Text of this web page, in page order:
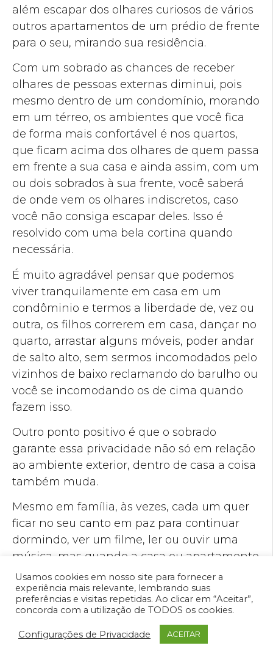
além escapar dos olhares curiosos de vários
outros apartamentos de um prédio de frente
para o seu, mirando sua residência.
Com um sobrado as chances de receber
olhares de pessoas externas diminui, pois
mesmo dentro de um condomínio, morando
em um térreo, os ambientes que você fica
de forma mais confortável é nos quartos,
que ficam acima dos olhares de quem passa
em frente a sua casa e ainda assim, com um
ou dois sobrados à sua frente, você saberá
de onde vem os olhares indiscretos, caso
você não consiga escapar deles. Isso é
resolvido com uma bela cortina quando
necessária.
É muito agradável pensar que podemos
viver tranquilamente em casa em um
condôminio e termos a liberdade de, vez ou
outra, os filhos correrem em casa, dançar no
quarto, arrastar alguns móveis, poder andar
de salto alto, sem sermos incomodados pelo
vizinhos de baixo reclamando do barulho ou
você se incomodando os de cima quando
fazem isso.
Outro ponto positivo é que o sobrado
garante essa privacidade não só em relação
ao ambiente exterior, dentro de casa a coisa
também muda.
Mesmo em família, às vezes, cada um quer
ficar no seu canto em paz para continuar
dormindo, ver um filme, ler ou ouvir uma
música, mas quando a casa ou apartamento
é pequeno e no mesmo andar, isso fica
difícil.
Como as suítes ficam em cima e a sala,
cozinha e outros ambiente embaixo, o dia a
dia da casa pode acontecer e quem estiver
Usamos cookies em nosso site para fornecer a
experiência mais relevante, lembrando suas
preferências e visitas repetidas. Ao clicar em “Aceitar”,
concorda com a utilização de TODOS os cookies.
Configurações de Privacidade ACEITAR